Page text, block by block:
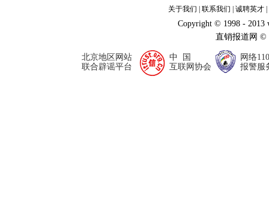
关于我们 联系我们 诚聘英才
Copyright © 1998 - 2013
直销报道网
北京地区网站
联合辟谣平台
中 国
互联网协会
网络110
报警服